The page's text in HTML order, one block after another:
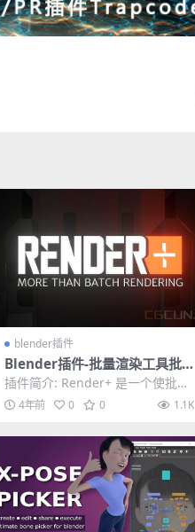
blender插件
Blender插件-批量渲染工具批
量处理插件 Render+V2.5
插件简介: Render+ 是一个使批量
渲染变得容易的 Blender 插件。
我...4年前 0 0 1.1K